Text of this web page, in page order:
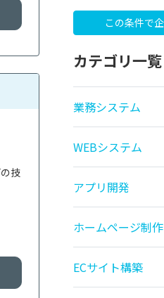
技
カテゴリ一覧
業務システム
WEBシステム
アプリ開発
ホームページ制作
ECサイト構築